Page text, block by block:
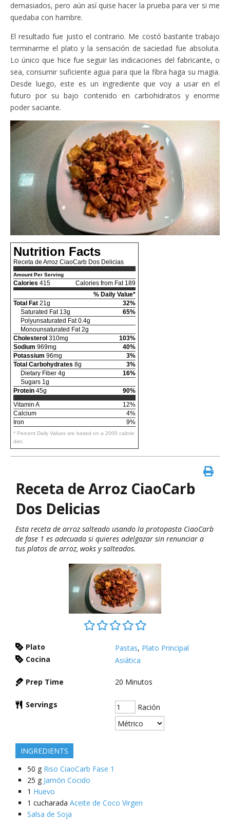
demasiados, pero aún así quise hacer la prueba para ver si me
quedaba con hambre.
El resultado fue justo el contrario. Me costó bastante trabajo
terminarme el plato y la sensación de saciedad fue absoluta.
Lo único que hice fue seguir las indicaciones del fabricante, o
sea, consumir suficiente agua para que la fibra haga su magia.
Desde luego, este es un ingrediente que voy a usar en el
futuro por su bajo contenido en carbohidratos y enorme
poder saciante.
Nutrition Facts
Receta de Arroz CiaoCarb Dos Delicias
Amount Per Serving
Calories 415
Calories from Fat 189
% Daily Value*
Total Fat 21g
32%
Saturated Fat 13g
65%
Polyunsaturated Fat 0.4g
Monounsaturated Fat 2g
Cholesterol 310mg
103%
Sodium 969mg
40%
Potassium 96mg
3%
Total Carbohydrates 8g
3%
Dietary Fiber 4g
16%
Sugars 1g
Protein 45g
90%
Vitamin A
12%
Calcium
4%
Iron
9%
* Percent Daily Values are based on a 2000 calorie
diet.
Receta de Arroz CiaoCarb
Dos Delicias
Esta receta de arroz salteado usando la protopasta CiaoCarb
de fase 1 es adecuada si quieres adelgazar sin renunciar a
tus platos de arroz, woks y salteados.
Plato Pastas, Plato Principal
Cocina
Asiática
Prep Time 20 Minutos
Servings Ración
INGREDIENTS
50 g Riso CiaoCarb Fase 1
25 g Jamón Cocido
1 Huevo
1 cucharada Aceite de Coco Virgen
Salsa de Soja